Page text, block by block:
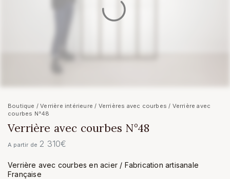
Boutique /Verrière intérieure / Verrières avec courbes / Verrière avec
courbes N°48
Verrière avec courbes N°48
A partir de 2 310€
Verrière avec courbes en acier / Fabrication artisanale
Française